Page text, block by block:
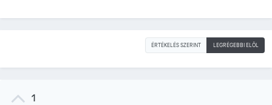
ÉRTÉKELÉS SZERINT LEGRÉGEBBI ELÖL
1